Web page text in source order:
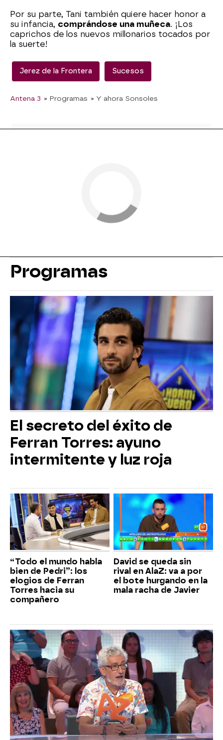
Por su parte, Tani también quiere hacer honor a
su infancia, comprándose una muñeca. ¡Los
caprichos de los nuevos millonarios tocados por
la suerte!
Jerez de la Frontera Sucesos
Antena 3 » Programas » Y ahora Sonsoles
Programas
El secreto del éxito de
Ferran Torres: ayuno
intermitente y luz roja
“Todo el mundo habla
bien de Pedri”: los
elogios de Ferran
Torres hacia su
compañero
David se queda sin
rival en AlaZ: va a por
el bote hurgando en la
mala racha de Javier